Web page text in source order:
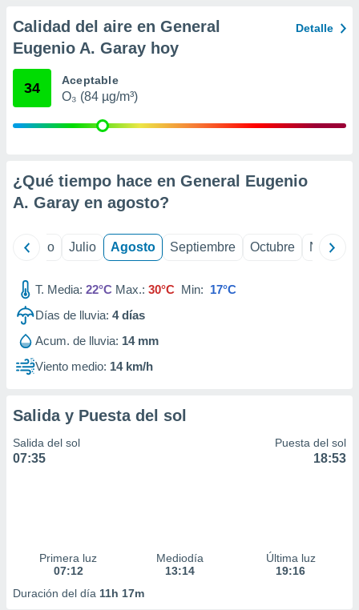
e
mediante
publicidad
de
Calidad del aire en General
Eugenio A. Garay hoy
Detalle
34 Aceptable
O₃ (84 µg/m³)
¿Qué tiempo hace en General Eugenio
A. Garay en agosto?
Junio Julio Agosto Septiembre Octubre
T. Media: 22°C Max.: 30°C Min: 17°C
Días de lluvia: 4días
Acum. de lluvia: 14 mm
Viento medio: 14 km/h
Salida y Puesta del sol
Salida del sol
07:35
Puesta del sol
18:53
Primera luz
07:12
Mediodía
13:14
Última luz
19:16
Duración del día 11h 17m